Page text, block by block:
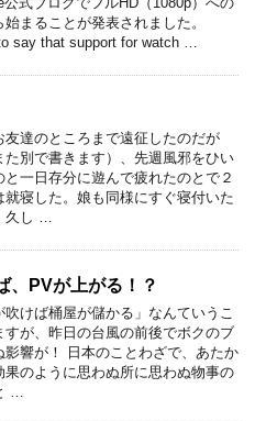
まることが発表されました。
say that support for watch …
友達のところまで遠征したのだが
た別で書きます）、先週風邪をひい
一日存分に遊んで疲れたのとで２
就寝した。娘も同様にすぐ寝付いた
久し …
、PVが上がる！？
吹けば桶屋が儲かる」なんていうこ
すが、昨日の台風の前後でボクのブ
影響が！ 日本のことわざで、あたか
果のように思わぬ所に思わぬ物事の
…